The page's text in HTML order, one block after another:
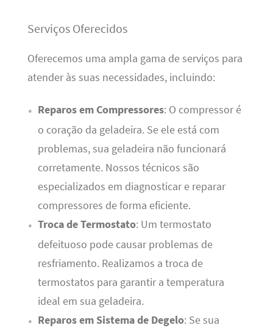
Serviços Oferecidos
Oferecemos uma ampla gama de serviços para
atender às suas necessidades, incluindo:
Reparos em Compressores: O compressor é
o coração da geladeira. Se ele está com
problemas, sua geladeira não funcionará
corretamente. Nossos técnicos são
especializados em diagnosticar e reparar
compressores de forma eficiente.
Troca de Termostato: Um termostato
defeituoso pode causar problemas de
resfriamento. Realizamos a troca de
termostatos para garantir a temperatura
ideal em sua geladeira.
Reparos em Sistema de Degelo: Se sua